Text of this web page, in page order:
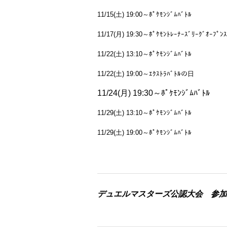
11/15(土) 19:00～ﾎﾟｹﾓﾝｼﾞﾑﾊﾞﾄﾙ
11/17(月) 19:30～ﾎﾟｹﾓﾝﾄﾚｰﾅｰｽﾞﾘｰｸﾞｵｰﾌﾟﾝ
11/22(土) 13:10～ﾎﾟｹﾓﾝｼﾞﾑﾊﾞﾄﾙ
11/22(土) 19:00～ｴｸｽﾄﾗﾊﾞﾄﾙの日
11/24(月) 19:30～ﾎﾟｹﾓﾝｼﾞﾑﾊﾞﾄﾙ
11/29(土) 13:10～ﾎﾟｹﾓﾝｼﾞﾑﾊﾞﾄﾙ
11/29(土) 19:00～ﾎﾟｹﾓﾝｼﾞﾑﾊﾞﾄﾙ
デュエルマスターズ公認大会 参